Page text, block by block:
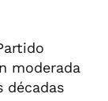
moderada
décadas